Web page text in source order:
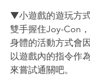
▼小遊戲的遊玩方
雙手握住Joy-Con
身體的活動方式會
以遊戲內的指令作
來嘗試通關吧。